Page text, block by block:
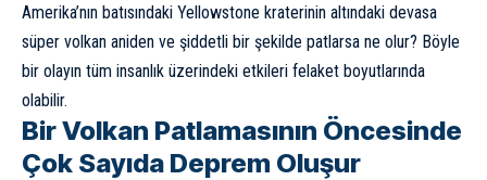
Amerika’nın batısındaki Yellowstone kraterinin altındaki devasa
süper volkan aniden ve şiddetli bir şekilde patlarsa ne olur? Böyle
bir olayın tüm insanlık üzerindeki etkileri felaket boyutlarında
olabilir.
Bir Volkan Patlamasının Öncesinde
Çok Sayıda Deprem Oluşur